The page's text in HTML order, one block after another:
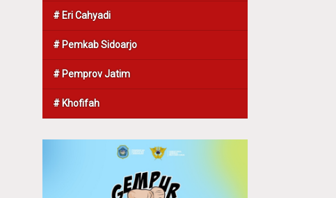
# Eri Cahyadi
# Pemkab Sidoarjo
# Pemprov Jatim
# Khofifah